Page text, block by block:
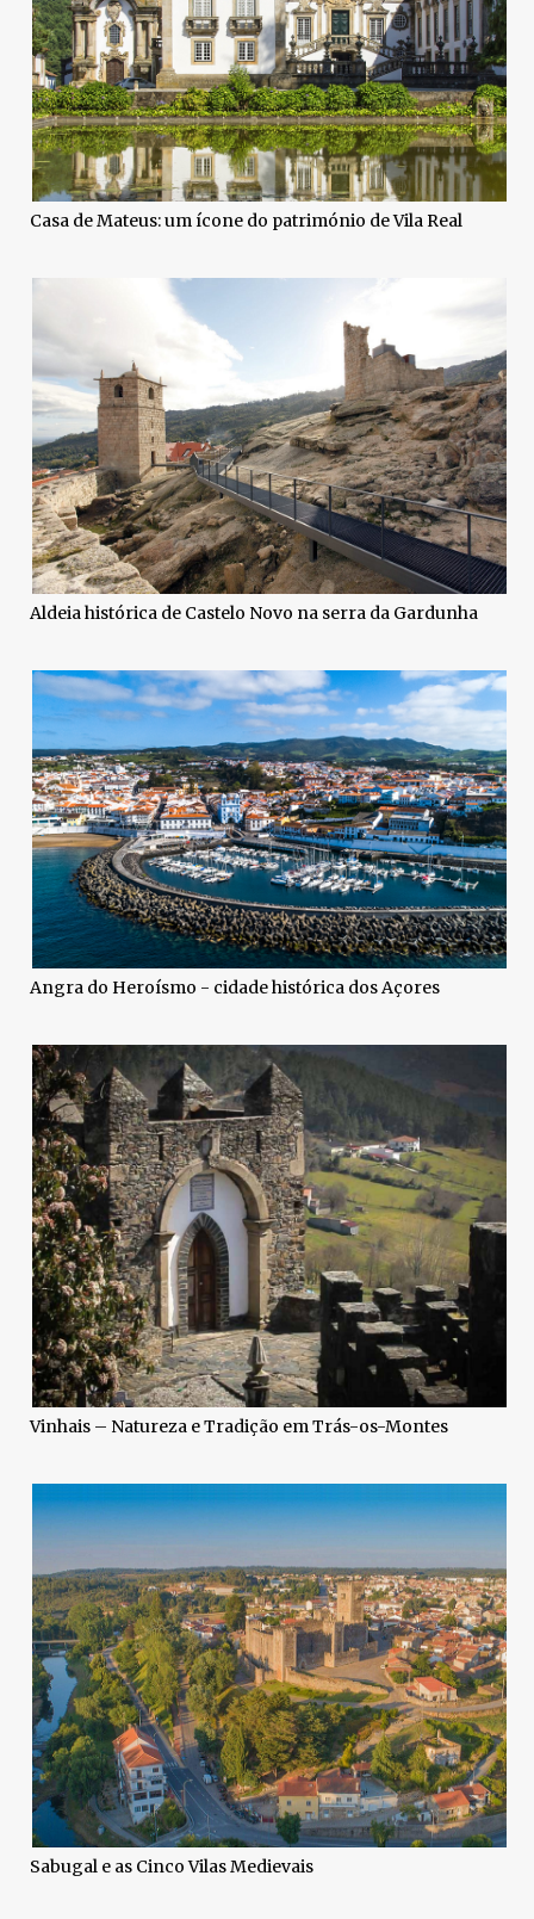
Casa de Mateus: um ícone do património de Vila Real
Aldeia histórica de Castelo Novo na serra da Gardunha
Angra do Heroísmo - cidade histórica dos Açores
Vinhais – Natureza e Tradição em Trás-os-Montes
Sabugal e as Cinco Vilas Medievais